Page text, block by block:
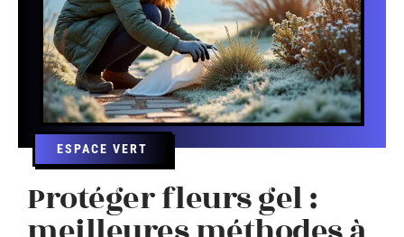
ESPACE VERT
Protéger fleurs gel :